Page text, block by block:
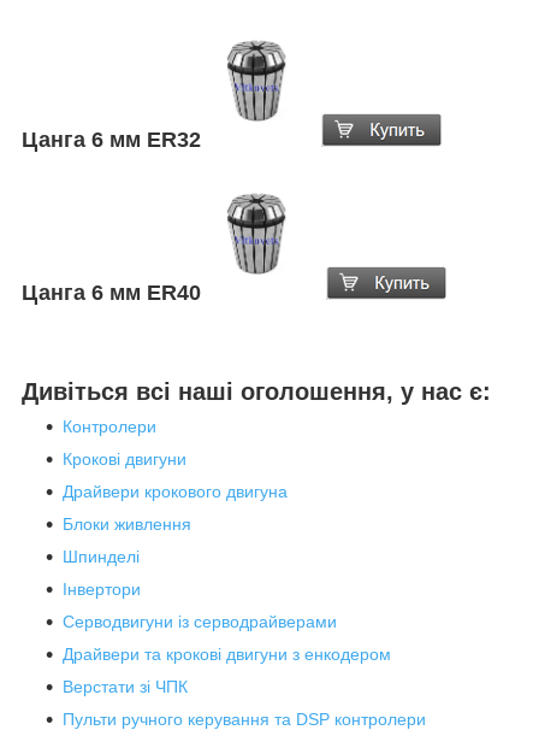
Цанга 6 мм ER32
Цанга 6 мм ER40
Дивіться всі наші оголошення, у нас є:
Контролери
Крокові двигуни
Драйвери крокового двигуна
Блоки живлення
Шпинделі
Інвертори
Серводвигуни із серводрайверами
Драйвери та крокові двигуни з енкодером
Верстати зі ЧПК
Пульти ручного керування та DSP контролери